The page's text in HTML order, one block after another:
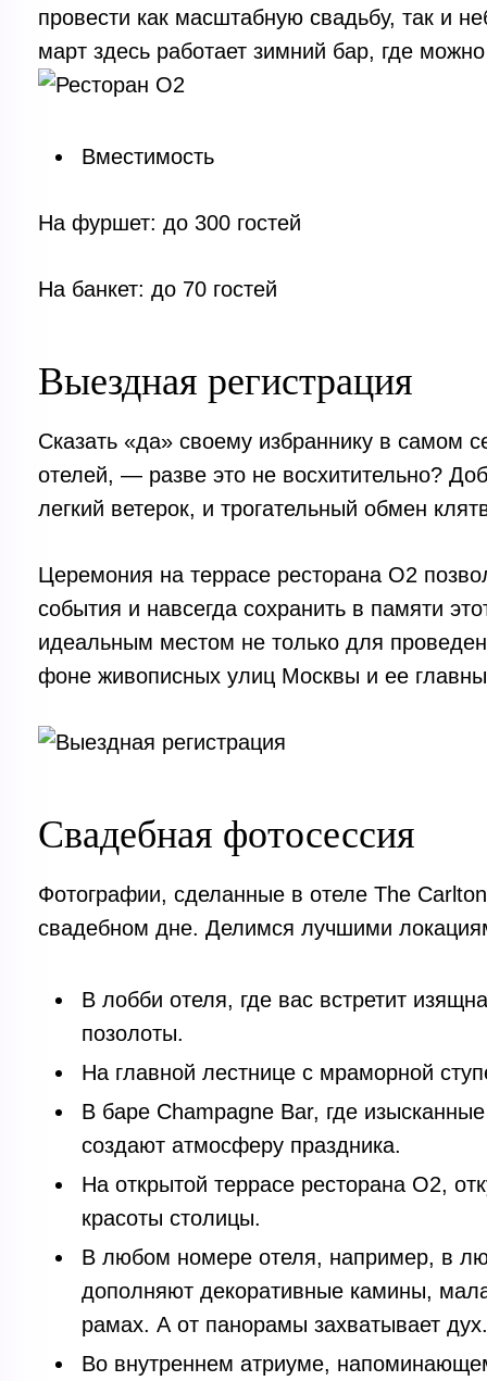
провести как масштабную свадьбу, так и
март здесь работает зимний бар, где
Вместимость
На фуршет: до 300 гостей
На банкет: до 70 гостей
Выездная регистрация
Сказать «да» своему избраннику в самом
отелей, — разве это не восхитительно?
легкий ветерок, и трогательный обмен
Церемония на террасе ресторана O2
события и навсегда сохранить в памяти
идеальным местом не только для
фоне живописных улиц Москвы и ее
Свадебная фотосессия
Фотографии, сделанные в отеле The
свадебном дне. Делимся лучшими
В лобби отеля, где вас встретит
позолоты.
На главной лестнице с мраморной
В баре Champagne Bar, где
создают атмосферу праздника.
На открытой террасе ресторана O2,
красоты столицы.
В любом номере отеля, например, в
дополняют декоративные камины,
рамах. А от панорамы захватывает дух.
Во внутреннем атриуме,